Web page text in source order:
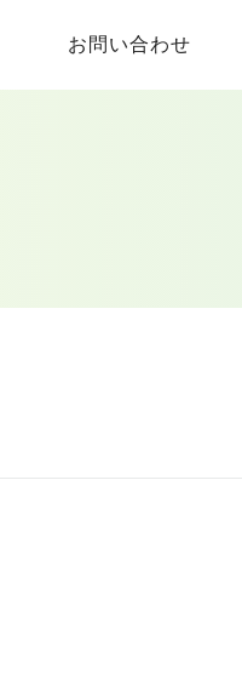
お問い合わせ